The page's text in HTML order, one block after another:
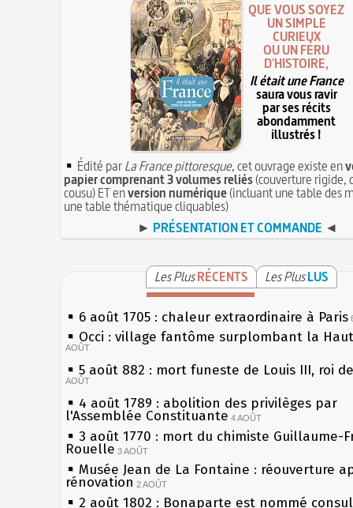
QUE VOUS SOYEZ
UN SIMPLE
CURIEUX
OU UN FÉRU
D'HISTOIRE,
Il était une France
saura vous ravir
par ses récits
abondamment
illustrés !
Édité parLa France pittoresque, cet ouvrage existe en
papier comprenant 3 volumes reliés(couverture rigide,
cousu) ET enversion numérique(incluant une table des
une table thématique cliquables)
► PRÉSENTATION ET COMMANDE ◄
Les PlusRÉCENTS Les PlusLUS
6 août 1705 : chaleur extraordinaire à Paris
Occi : village fantôme surplombant la
AOÛT
5 août 882 : mort funeste de Louis III, roi
AOÛT
4 août 1789 : abolition des privilèges par
l'Assemblée Constituante 4 AOÛT
3 août 1770 : mort du chimiste Guillaume-
Rouelle 3 AOÛT
Musée Jean de La Fontaine : réouverture
rénovation 2 AOÛT
2 août 1802 : Bonaparte est nommé